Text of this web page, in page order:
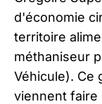
d'économie
territoire
méthaniseur
Véhicule). Ce
viennent faire